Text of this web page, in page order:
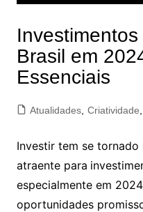
Brasil em
Essenciais
Atualidades, Criatividade
Investir tem se
atraente para
especialmente em
oportunidades